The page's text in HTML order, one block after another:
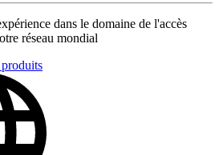
dans le domaine de l'accès
réseau mondial